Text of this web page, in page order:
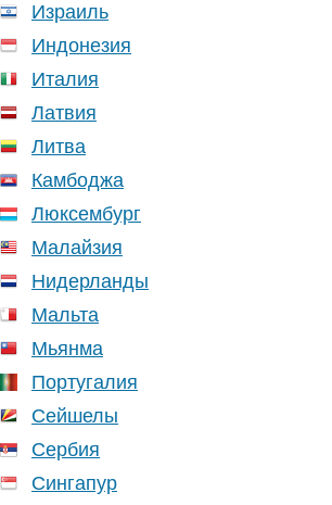
Израиль
Индонезия
Италия
Латвия
Литва
Камбоджа
Люксембург
Малайзия
Нидерланды
Мальта
Мьянма
Португалия
Сейшелы
Сербия
Сингапур